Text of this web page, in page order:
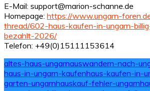
E-Mail: support@marion-schanne.de
Homepage: https://www.ungarn-
thread/602-haus-kaufen-in-ungarn-
bezahlt-2026/
Telefon: +49(0)15111153614
altes-haus-ungarnauswandern-nach-
haus-in-ungarn-kaufenhaus-kaufen-in-
garten-ungarnhauskauf-fehler-ungarn